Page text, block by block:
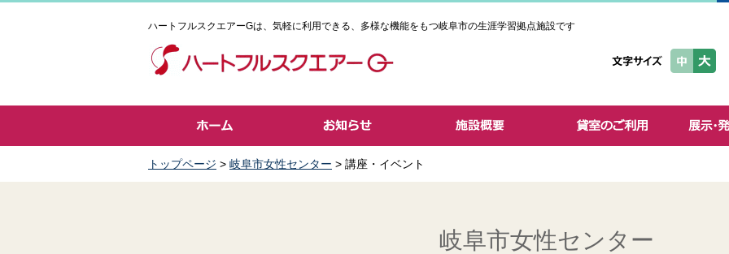
ハートフルスクエアーGは、気軽に利用できる、多様な機能をもつ岐阜市の生涯学習拠点施設です
トップページ > 岐阜市女性センター > 講座・イベント
岐阜市女性センター